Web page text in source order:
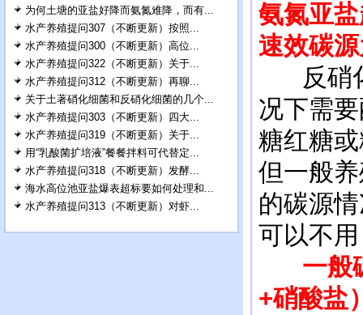
为何土塘的亚盐好降而氨氮难降，而有...
水产养殖提问307（不断更新）按照...
水产养殖提问300（不断更新）高位...
水产养殖提问322（不断更新）关于...
水产养殖提问312（不断更新）再聊...
关于土著硝化细菌和反硝化细菌的几个...
水产养殖提问303（不断更新）四大...
水产养殖提问319（不断更新）关于...
用“乳酸菌扩培液”餐餐拌料可代替定...
水产养殖提问318（不断更新）发酵...
海水高位池亚盐爆表超标要如何处理和...
水产养殖提问313（不断更新）对虾...
氨氮亚
速效碳
反硝化
况下需
糖红糖
但一般
的碳源
可以不
一般
+硝酸盐